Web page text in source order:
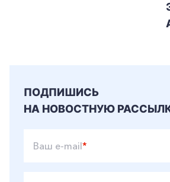
ПОДПИШИСЬ
НА НОВОСТНУЮ
Ваш e-mail*